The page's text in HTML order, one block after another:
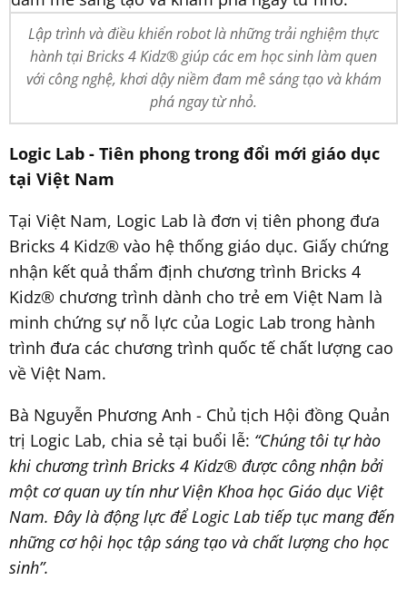
Lập trình và điều khiển robot là những trải nghiệm thực
hành tại Bricks 4 Kidz® giúp các em học sinh làm quen
với công nghệ, khơi dậy niềm đam mê sáng tạo và khám
phá ngay từ nhỏ.
Logic Lab - Tiên phong trong đổi mới giáo dục
tại Việt Nam
Tại Việt Nam, Logic Lab là đơn vị tiên phong đưa
Bricks 4 Kidz® vào hệ thống giáo dục. Giấy chứng
nhận kết quả thẩm định chương trình Bricks 4
Kidz® chương trình dành cho trẻ em Việt Nam là
minh chứng sự nỗ lực của Logic Lab trong hành
trình đưa các chương trình quốc tế chất lượng cao
về Việt Nam.
Bà Nguyễn Phương Anh - Chủ tịch Hội đồng Quản
trị Logic Lab, chia sẻ tại buổi lễ: “Chúng tôi tự hào
khi chương trình Bricks 4 Kidz® được công nhận bởi
một cơ quan uy tín như Viện Khoa học Giáo dục Việt
Nam. Đây là động lực để Logic Lab tiếp tục mang đến
những cơ hội học tập sáng tạo và chất lượng cho học
sinh”.